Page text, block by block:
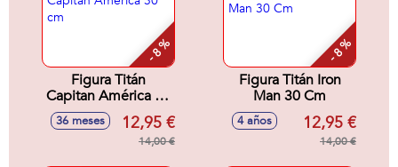
- 8 %
Figura Titán
Capitan América 30
cm
36 meses 12,95 €
14,00 €
- 8 %
Figura Titán Iron
Man 30 Cm
4 años 12,95 €
14,00 €